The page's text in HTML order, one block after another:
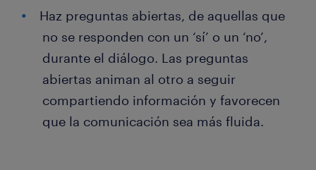
Haz preguntas abiertas, de aquellas que
no se responden con un ‘sí’ o un ‘no’,
durante el diálogo. Las preguntas
abiertas animan al otro a seguir
compartiendo información y favorecen
que la comunicación sea más fluida.